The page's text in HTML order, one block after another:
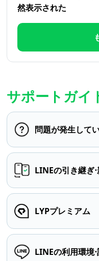
然表示された
サポートガイ
問題が発生して
LINEの引き継ぎ
LYPプレミアム
LINEの利用環境